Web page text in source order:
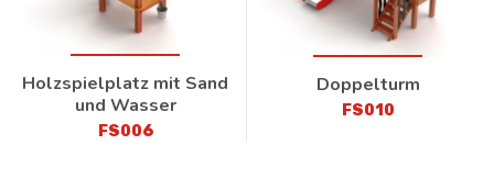
Holzspielplatz mit Sand
und Wasser
FS006
Doppelturm
FS010